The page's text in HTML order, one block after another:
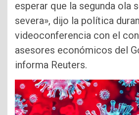
esperar que la segunda ola
severa», dijo la política
videoconferencia con el
asesores económicos del
informa Reuters.